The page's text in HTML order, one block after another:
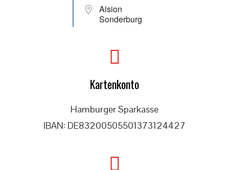
Alsion
Sonderburg
Kartenkonto
Hamburger Sparkasse
IBAN: DE83200505501373124427